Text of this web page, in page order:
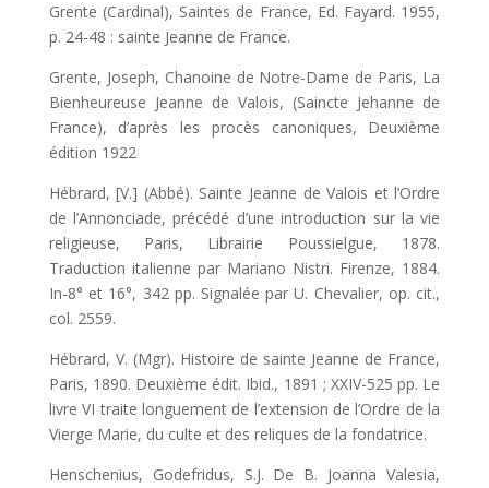
Grente (Cardinal), Saintes de France, Ed. Fayard. 1955,
p. 24-48 : sainte Jeanne de France.
Grente, Joseph, Chanoine de Notre-Dame de Paris, La
Bienheureuse Jeanne de Valois, (Saincte Jehanne de
France), d’après les procès canoniques, Deuxième
édition 1922
Hébrard, [V.] (Abbé). Sainte Jeanne de Valois et l’Ordre
de l’Annonciade, précédé d’une introduction sur la vie
religieuse, Paris, Librairie Poussielgue, 1878.
Traduction italienne par Mariano Nistri. Firenze, 1884.
In-8° et 16°, 342 pp. Signalée par U. Chevalier, op. cit.,
col. 2559.
Hébrard, V. (Mgr). Histoire de sainte Jeanne de France,
Paris, 1890. Deuxième édit. Ibid., 1891 ; XXIV-525 pp. Le
livre VI traite longuement de l’extension de l’Ordre de la
Vierge Marie, du culte et des reliques de la fondatrice.
Henschenius, Godefridus, S.J. De B. Joanna Valesia,